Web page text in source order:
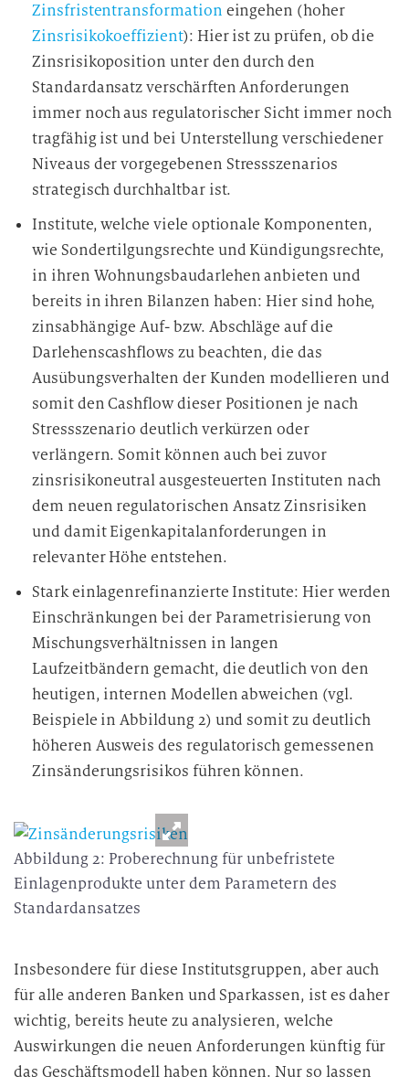
Zinsfristentransformation eingehen (hoher
Zinsrisikokoeffizient): Hier ist zu prüfen, ob die
Zinsrisikoposition unter den durch den
Standardansatz verschärften Anforderungen
immer noch aus regulatorischer Sicht immer noch
tragfähig ist und bei Unterstellung verschiedener
Niveaus der vorgegebenen Stressszenarios
strategisch durchhaltbar ist.
Institute, welche viele optionale Komponenten,
wie Sondertilgungsrechte und Kündigungsrechte,
in ihren Wohnungsbaudarlehen anbieten und
bereits in ihren Bilanzen haben: Hier sind hohe,
zinsabhängige Auf- bzw. Abschläge auf die
Darlehenscashflows zu beachten, die das
Ausübungsverhalten der Kunden modellieren und
somit den Cashflow dieser Positionen je nach
Stressszenario deutlich verkürzen oder
verlängern. Somit können auch bei zuvor
zinsrisikoneutral ausgesteuerten Instituten nach
dem neuen regulatorischen Ansatz Zinsrisiken
und damit Eigenkapitalanforderungen in
relevanter Höhe entstehen.
Stark einlagenrefinanzierte Institute: Hier werden
Einschränkungen bei der Parametrisierung von
Mischungsverhältnissen in langen
Laufzeitbändern gemacht, die deutlich von den
heutigen, internen Modellen abweichen (vgl.
Beispiele in Abbildung 2) und somit zu deutlich
höheren Ausweis des regulatorisch gemessenen
Zinsänderungsrisikos führen können.
Abbildung 2: Proberechnung für unbefristete
Einlagenprodukte unter dem Parametern des
Standardansatzes
Insbesondere für diese Institutsgruppen, aber auch
für alle anderen Banken und Sparkassen, ist es daher
wichtig, bereits heute zu analysieren, welche
Auswirkungen die neuen Anforderungen künftig für
das Geschäftsmodell haben können. Nur so lassen